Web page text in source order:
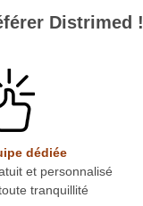
Distrimed !
dédiée
et personnalisé
tranquillité